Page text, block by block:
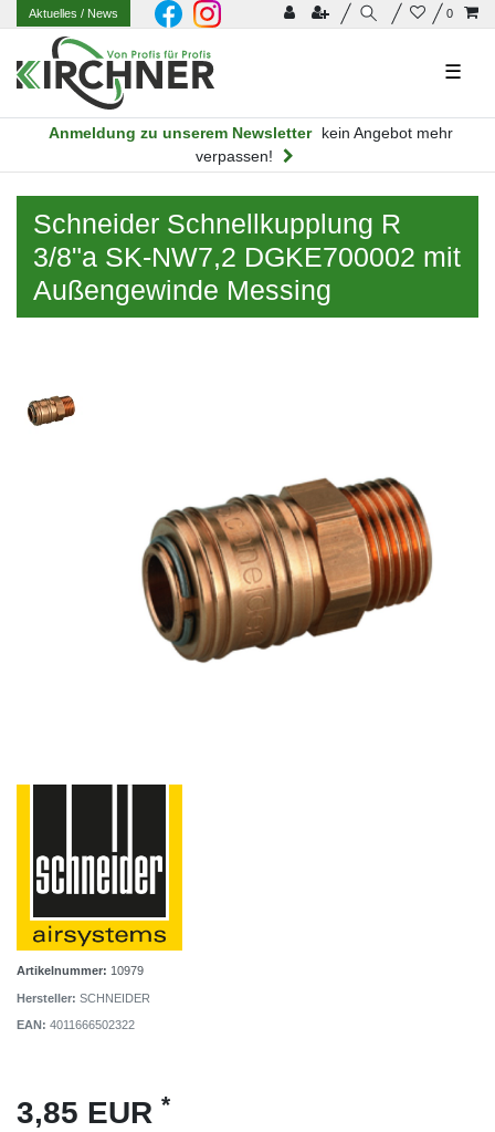
0
Aktuelles/ News
☰
Anmeldung zu unserem Newsletter
kein Angebot mehr
verpassen!
Schneider Schnellkupplung R
3/8"a SK-NW7,2 DGKE700002 mit
Außengewinde Messing
Artikelnummer: 10979
Hersteller: SCHNEIDER
EAN: 4011666502322
3,85 EUR *